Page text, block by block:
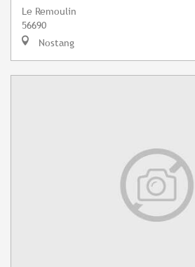
Le Remoulin
56690
Nostang